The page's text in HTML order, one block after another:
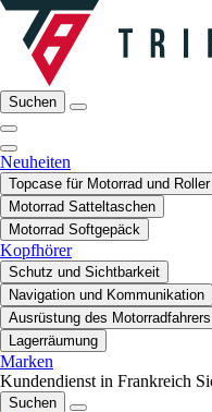
Suchen
Neuheiten
Topcase für Motorrad und Roller
Motorrad Satteltaschen
Motorrad Softgepäck
Kopfhörer
Schutz und Sichtbarkeit
Navigation und Kommunikation
Ausrüstung des Motorradfahrers
Lagerräumung
Marken
Kundendienst in Frankreich
Suchen